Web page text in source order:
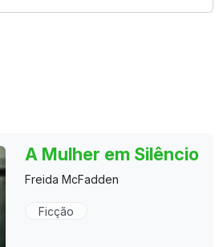
A Mulher em Silêncio
Freida McFadden
Ficção